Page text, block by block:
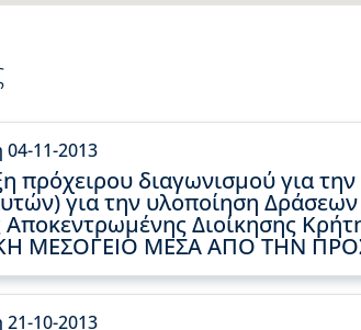
11-2013
πρόχειρου διαγωνισμού για
για την υλοποίηση
Αποκεντρωμένης Διοίκησης
ΜΕΣΟΓΕΙΟ ΜΕΣΑ ΑΠΟ ΤΗΝ
10-2013